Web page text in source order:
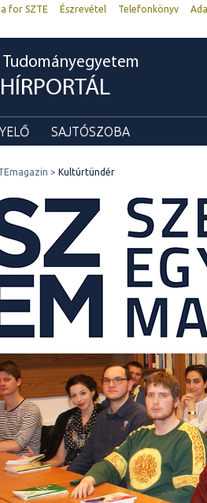
for SZTE Észrevétel Telefonkönyv
Tudományegyetem
HÍRPORTÁL
SAJTÓSZOBA
Kultúrtündér